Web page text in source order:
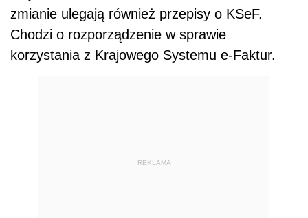
zmianie ulegają również przepisy o KSeF.
Chodzi o rozporządzenie w sprawie
korzystania z Krajowego Systemu e-Faktur.
REKLAMA